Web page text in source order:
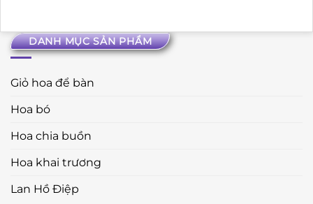
DANH MỤC SẢN PHẨM
Giỏ hoa để bàn
Hoa bó
Hoa chia buồn
Hoa khai trương
Lan Hồ Điệp